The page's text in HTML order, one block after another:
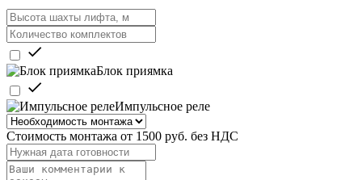
Блок приямка
Импульсное реле
Стоимость монтажа от 1500 руб. без НДС